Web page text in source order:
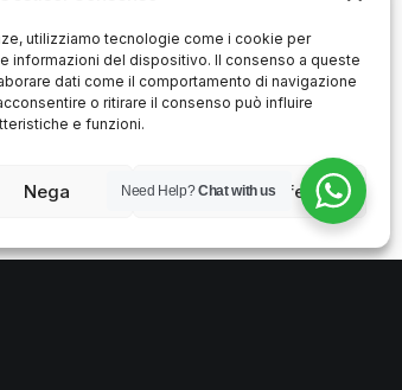
utilizziamo tecnologie come i cookie per
informazioni del dispositivo. Il consenso a queste
dati come il comportamento di navigazione
o ritirare il consenso può influire
e funzioni.
Nega Visualizza le preferenze
di lettere; è l’identità
un elemento…
Need Help?Chat with us